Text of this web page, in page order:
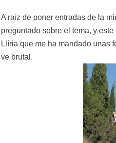
A raíz de poner entradas de la
preguntado sobre el tema, y
Llíria que me ha mandado unas
ve brutal.